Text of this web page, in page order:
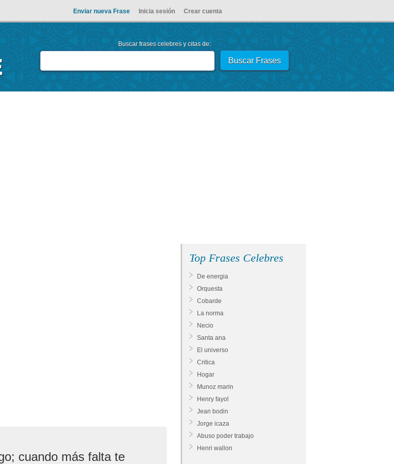
Enviar nueva Frase Inicia sesión Crear cuenta
Buscar frases celebres y citas de:
cuando más falta te
Top Frases Celebres
De energia
Orquesta
Cobarde
La norma
Necio
Santa ana
El universo
Critica
Hogar
Munoz marin
Henry fayol
Jean bodin
Jorge icaza
Abuso poder trabajo
Henri wallon